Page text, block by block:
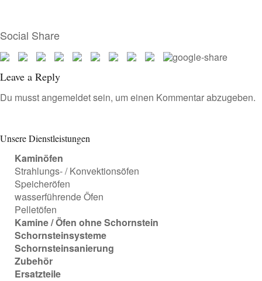
Social Share
Leave a Reply
Du musstangemeldetsein, um einen Kommentar abzugeben.
Unsere Dienstleistungen
Kaminöfen
Strahlungs- / Konvektionsöfen
Speicheröfen
wasserführende Öfen
Pelletöfen
Kamine / Öfen ohne Schornstein
Schornsteinsysteme
Schornsteinsanierung
Zubehör
Ersatzteile